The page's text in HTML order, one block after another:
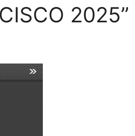
2025”